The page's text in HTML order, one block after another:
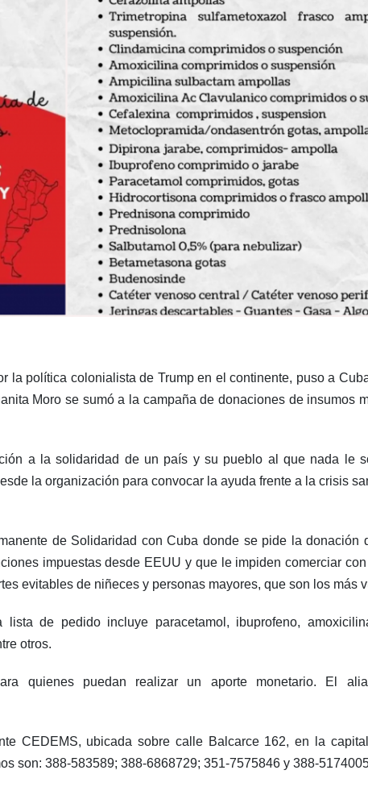
la política colonialista de Trump en el continente, puso a
Moro se sumó a la campaña de donaciones de insumos
a la solidaridad de un país y su pueblo al que nada le
la organización para convocar la ayuda frente a la crisis
de Solidaridad con Cuba donde se pide la donación
impuestas desde EEUU y que le impiden comerciar
evitables de niñeces y personas mayores, que son los más
de pedido incluye paracetamol, ibuprofeno,
otros.
quienes puedan realizar un aporte monetario. El
CEDEMS, ubicada sobre calle Balcarce 162, en la
son: 388-583589; 388-6868729; 351-7575846 y 388-